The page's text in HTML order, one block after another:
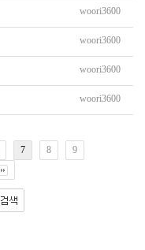
woori3600
woori3600
woori3600
woori3600
7 8
9